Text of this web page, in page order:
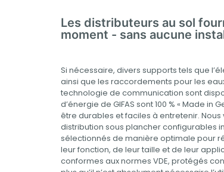
Les distributeurs au sol
moment - sans aucune
Si nécessaire, divers supports tels que
ainsi que les raccordements pour les
technologie de communication sont
d’énergie de GIFAS sont 100 % « Made
être durables et faciles à entretenir.
distribution sous plancher configurables
sélectionnés de manière optimale pour
leur fonction, de leur taille et de leur
conformes aux normes VDE, protégés